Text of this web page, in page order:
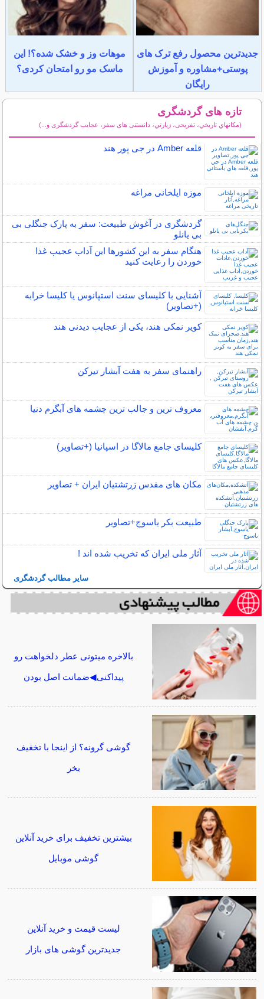
محصول رفع ترک های
و آموزش
رایگان
موهات وز و خشک شده؟! این
ماسک مو رو امتحان کردی؟
تازه های گردشگری
(مكانهاي تاريخي، تفریحی، زيارتي، دانستنی های سفر، عجایب گردشگری و...)
قلعه Amber در جی پور هند
موزه ایلخانی مراغه
گردشگری در آغوش طبیعت: سفر به پارک جنگلی بی
بی یانلو
هنگام سفر به این کشورها این آداب عجیب غذا
خوردن را رعایت کنید
آشنایی با کلیسای سنت استپانوس یا کلیسا خرابه
(+تصاویر)
کویر نمکی هند، یکی از عجایب دیدنی هند
راهنمای سفر به هفت آبشار تیرکن
معروف ترین و جالب ترین چشمه های آبگرم دنیا
کلیسای جامع مالاگا در اسپانیا (+تصاویر)
مکان‌ های مقدس زرتشتیان ایران + تصاویر
طبیعت بکر یاسوج+تصاویر
آثار ملی ایران که تخریب شده اند !
سایر مطالب گردشگری
بالاخره میتونی عطر دلخواهت رو
پیداکنی◀ضمانت اصل بودن
گوشی گرونه؟ از اینجا با تخغیف
بیشترین تخفیف برای خرید آنلاین
گوشی موبایل
لیست قیمت و خرید آنلاین
جدیدترین گوشی های بازار